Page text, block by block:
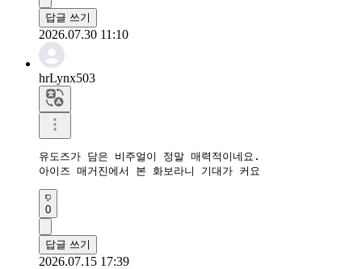
답글 쓰기
2026.07.30 11:10
hrLynx503
유도즈가 담은 비주얼이 정말 매력적이네요.
아이즈 매거진에서 본 화보라니 기대가 커요
0
답글 쓰기
2026.07.15 17:39